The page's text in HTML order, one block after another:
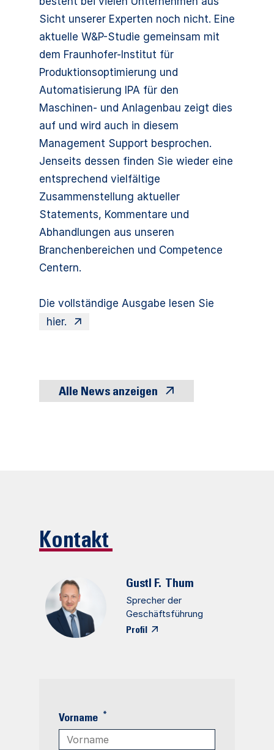
Sicht unserer Experten noch nicht. Eine
aktuelle W&P-Studie gemeinsam mit
dem Fraunhofer-Institut für
Produktionsoptimierung und
Automatisierung IPA für den
Maschinen- und Anlagenbau zeigt dies
auf und wird auch in diesem
Management Support besprochen.
Jenseits dessen finden Sie wieder eine
entsprechend vielfältige
Zusammenstellung aktueller
Statements, Kommentare und
Abhandlungen aus unseren
Branchenbereichen und Competence
Centern.
Die vollständige Ausgabe lesen Sie
hier.
Alle News anzeigen
Kontakt
Gustl F. Thum
Sprecher der
Geschäftsführung
Profil
Vorname *